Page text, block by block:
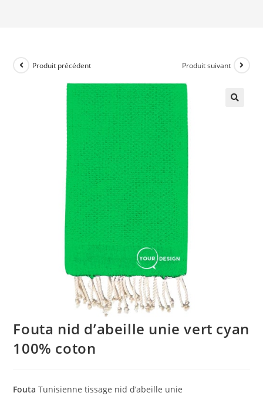
Produit précédent Produit suivant
Fouta nid d’abeille unie vert cyan
100% coton
Fouta Tunisienne tissage nid d’abeille unie